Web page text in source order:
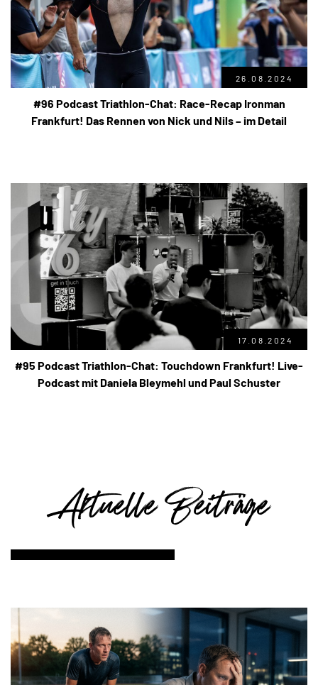
26.08.2024
#96 Podcast Triathlon-Chat: Race-Recap Ironman
Frankfurt! Das Rennen von Nick und Nils – im Detail
17.08.2024
#95 Podcast Triathlon-Chat: Touchdown Frankfurt! Live-
Podcast mit Daniela Bleymehl und Paul Schuster
Aktuelle Beiträge